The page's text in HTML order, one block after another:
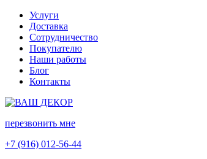
Услуги
Доставка
Сотрудничество
Покупателю
Наши работы
Блог
Контакты
перезвонить мне
+7 (916) 012-56-44